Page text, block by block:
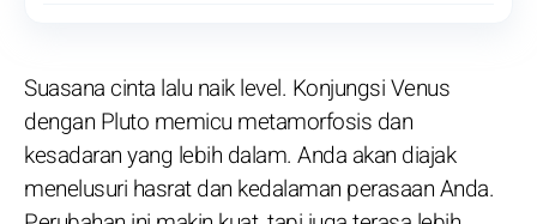
Suasana cinta lalu naik level. Konjungsi Venus
dengan Pluto memicu metamorfosis dan
kesadaran yang lebih dalam. Anda akan diajak
menelusuri hasrat dan kedalaman perasaan Anda.